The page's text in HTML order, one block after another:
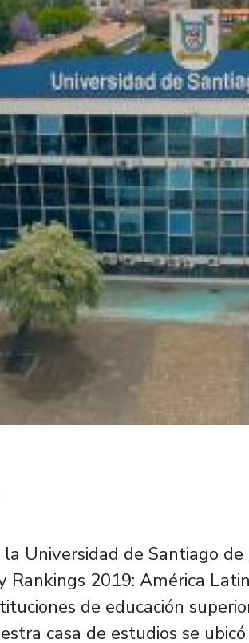
Universidad de Santiago de
2019: América
de educación
casa de estudios se